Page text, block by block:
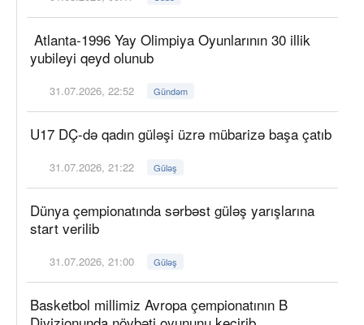
Atlanta-1996 Yay Olimpiya Oyunlarının 30 illik
yubileyi qeyd olunub
31.07.2026, 22:52 Gündəm
U17 DÇ-də qadın güləşi üzrə mübarizə başa çatıb
31.07.2026, 21:22 Güləş
Dünya çempionatında sərbəst güləş yarışlarına
start verilib
31.07.2026, 21:00 Güləş
Basketbol millimiz Avropa çempionatının B